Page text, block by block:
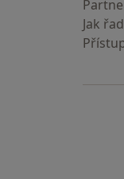
Jak